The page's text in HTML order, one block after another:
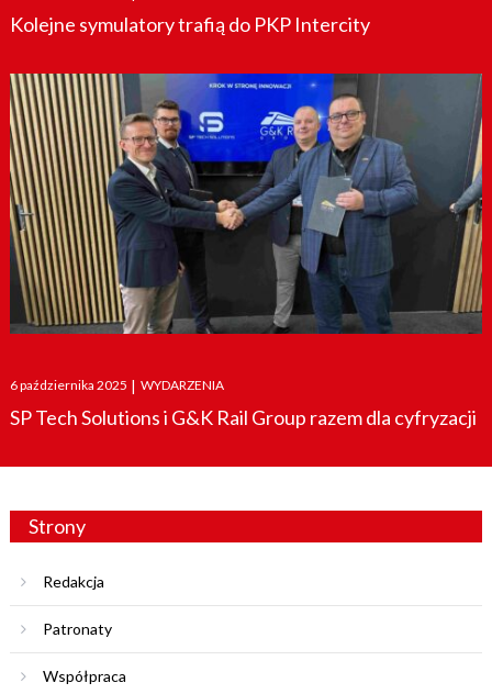
Kolejne symulatory trafią do PKP Intercity
Posted
on
6 października 2025 | WYDARZENIA
SP Tech Solutions i G&K Rail Group razem dla cyfryzacji
Strony
Redakcja
Patronaty
Współpraca